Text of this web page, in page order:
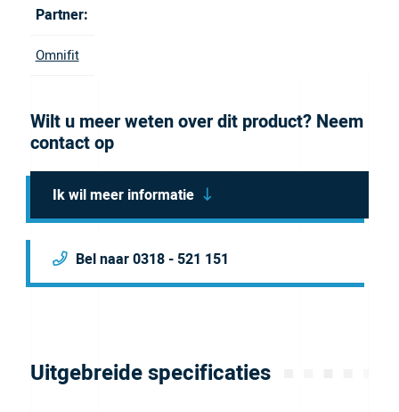
Partner:
Omnifit
Wilt u meer weten over dit product? Neem
contact op
Ik wil meer informatie
Bel naar 0318 - 521 151
Uitgebreide specificaties